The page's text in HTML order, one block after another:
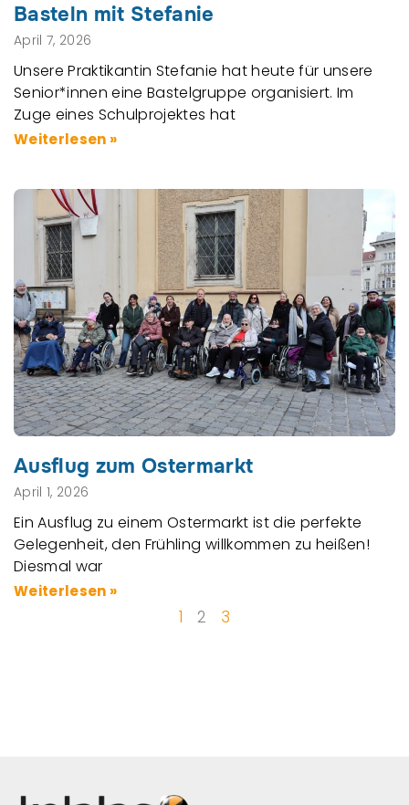
Basteln mit Stefanie
April 7, 2026
Unsere Praktikantin Stefanie hat heute für unsere
Senior*innen eine Bastelgruppe organisiert. Im
Zuge eines Schulprojektes hat
Weiterlesen »
Ausflug zum Ostermarkt
April 1, 2026
Ein Ausflug zu einem Ostermarkt ist die perfekte
Gelegenheit, den Frühling willkommen zu heißen!
Diesmal war
Weiterlesen »
1 2 3